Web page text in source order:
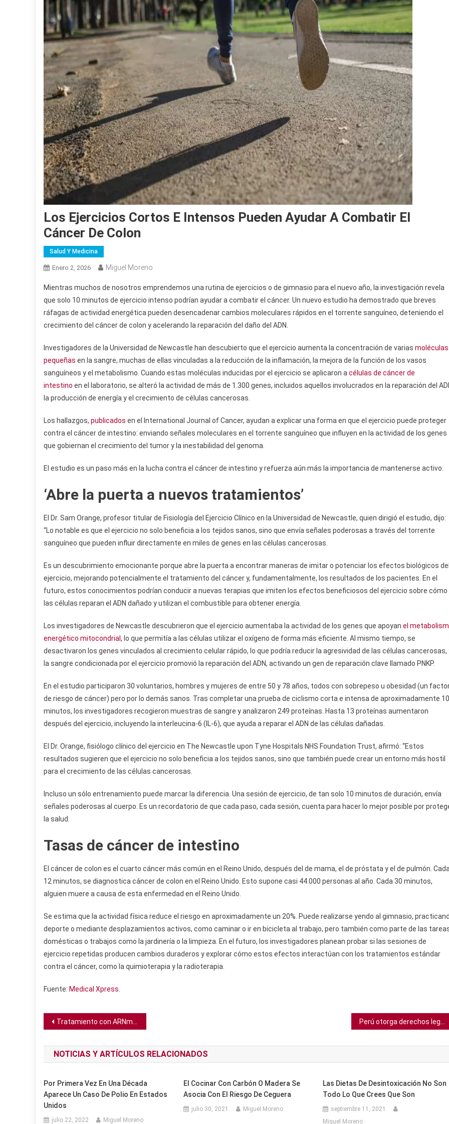
Los Ejercicios Cortos E Intensos Pueden Ayudar A Combatir El
Cáncer De Colon
Salud Y Medicina
Enero 2, 2026 Miguel Moreno
Mientras muchos de nosotros emprendemos una rutina de ejercicios o de gimnasio para el nuevo año, la investigación revela
que solo 10 minutos de ejercicio intenso podrían ayudar a combatir el cáncer. Un nuevo estudio ha demostrado que breves
ráfagas de actividad energética pueden desencadenar cambios moleculares rápidos en el torrente sanguíneo, deteniendo el
crecimiento del cáncer de colon y acelerando la reparación del daño del ADN.
Investigadores de la Universidad de Newcastle han descubierto que el ejercicio aumenta la concentración de varias moléculas
pequeñas en la sangre, muchas de ellas vinculadas a la reducción de la inflamación, la mejora de la función de los vasos
sanguíneos y el metabolismo. Cuando estas moléculas inducidas por el ejercicio se aplicaron a células de cáncer de
intestino en el laboratorio, se alteró la actividad de más de 1.300 genes, incluidos aquellos involucrados en la reparación del
la producción de energía y el crecimiento de células cancerosas.
Los hallazgos, publicados en el International Journal of Cancer, ayudan a explicar una forma en que el ejercicio puede proteger
contra el cáncer de intestino: enviando señales moleculares en el torrente sanguíneo que influyen en la actividad de los genes
que gobiernan el crecimiento del tumor y la inestabilidad del genoma.
El estudio es un paso más en la lucha contra el cáncer de intestino y refuerza aún más la importancia de mantenerse activo.
‘Abre la puerta a nuevos tratamientos’
El Dr. Sam Orange, profesor titular de Fisiología del Ejercicio Clínico en la Universidad de Newcastle, quien dirigió el estudio, dijo:
“Lo notable es que el ejercicio no solo beneficia a los tejidos sanos, sino que envía señales poderosas a través del torrente
sanguíneo que pueden influir directamente en miles de genes en las células cancerosas.
Es un descubrimiento emocionante porque abre la puerta a encontrar maneras de imitar o potenciar los efectos biológicos
ejercicio, mejorando potencialmente el tratamiento del cáncer y, fundamentalmente, los resultados de los pacientes. En el
futuro, estos conocimientos podrían conducir a nuevas terapias que imiten los efectos beneficiosos del ejercicio sobre cómo
las células reparan el ADN dañado y utilizan el combustible para obtener energía.
Los investigadores de Newcastle descubrieron que el ejercicio aumentaba la actividad de los genes que apoyan el
energético mitocondrial , lo que permitía a las células utilizar el oxígeno de forma más eficiente. Al mismo tiempo, se
desactivaron los genes vinculados al crecimiento celular rápido, lo que podría reducir la agresividad de las células cancerosas,
la sangre condicionada por el ejercicio promovió la reparación del ADN, activando un gen de reparación clave llamado PNKP.
En el estudio participaron 30 voluntarios, hombres y mujeres de entre 50 y 78 años, todos con sobrepeso u obesidad (un
de riesgo de cáncer) pero por lo demás sanos. Tras completar una prueba de ciclismo corta e intensa de aproximadamente 10
minutos, los investigadores recogieron muestras de sangre y analizaron 249 proteínas. Hasta 13 proteínas aumentaron
después del ejercicio, incluyendo la interleucina-6 (IL-6), que ayuda a reparar el ADN de las células dañadas.
El Dr. Orange, fisiólogo clínico del ejercicio en The Newcastle upon Tyne Hospitals NHS Foundation Trust, afirmó: “Estos
resultados sugieren que el ejercicio no solo beneficia a los tejidos sanos, sino que también puede crear un entorno más hostil
para el crecimiento de las células cancerosas.
Incluso un sólo entrenamiento puede marcar la diferencia. Una sesión de ejercicio, de tan solo 10 minutos de duración, envía
señales poderosas al cuerpo. Es un recordatorio de que cada paso, cada sesión, cuenta para hacer lo mejor posible por
la salud.
Tasas de cáncer de intestino
El cáncer de colon es el cuarto cáncer más común en el Reino Unido, después del de mama, el de próstata y el de pulmón.
12 minutos, se diagnostica cáncer de colon en el Reino Unido. Esto supone casi 44.000 personas al año. Cada 30 minutos,
alguien muere a causa de esta enfermedad en el Reino Unido.
Se estima que la actividad física reduce el riesgo en aproximadamente un 20%. Puede realizarse yendo al gimnasio,
deporte o mediante desplazamientos activos, como caminar o ir en bicicleta al trabajo, pero también como parte de las
domésticas o trabajos como la jardinería o la limpieza. En el futuro, los investigadores planean probar si las sesiones de
ejercicio repetidas producen cambios duraderos y explorar cómo estos efectos interactúan con los tratamientos estándar
contra el cáncer, como la quimioterapia y la radioterapia.
Fuente: Medical Xpress
Navegación
de
entradas
Tratamiento con ARNm contrarresta el envejecimiento de las células inmunes en ratones
NOTICIAS Y ARTÍCULOS RELACIONADOS
Por Primera Vez En Una Década
Aparece Un Caso De Polio En Estados
Unidos
julio 22, 2022 Miguel Moreno
El Cocinar Con Carbón O Madera Se
Asocia Con El Riesgo De Ceguera
julio 30, 2021 Miguel Moreno
Las Dietas De Desintoxicación No Son
Todo Lo Que Crees Que Son
septiembre 11, 2021
Miguel Moreno